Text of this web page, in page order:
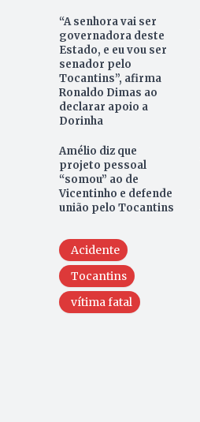
“A senhora vai ser
governadora deste
Estado, e eu vou ser
senador pelo
Tocantins”, afirma
Ronaldo Dimas ao
declarar apoio a
Dorinha
Amélio diz que
projeto pessoal
“somou” ao de
Vicentinho e defende
união pelo Tocantins
Acidente
Tocantins
vítima fatal